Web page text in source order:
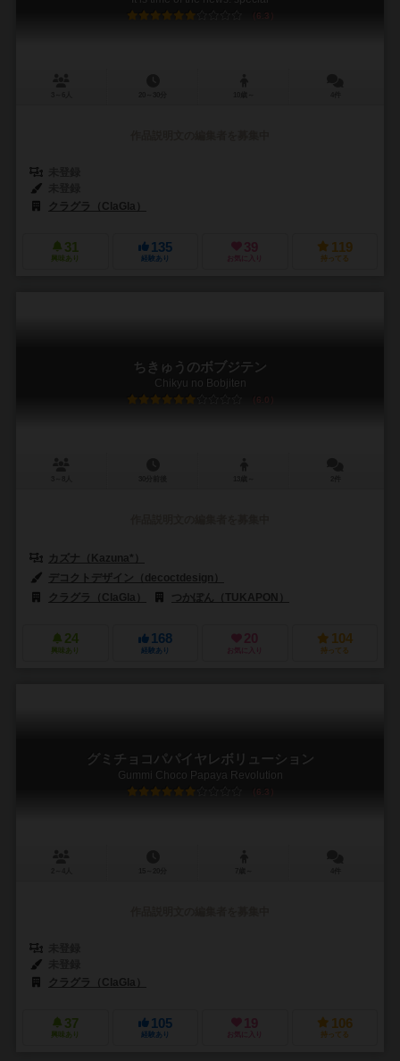
6.3
クラグラ（ClaGla）
31
興味あり
135
経験あり
39
お気に入り
119
持ってる
ちきゅうのボブジテン
Chikyu no Bobjiten
6.0
カズナ（Kazuna*）
デコクトデザイン（decoctdesign）
クラグラ（ClaGla）
つかぽん（TUKAPON）
24
興味あり
168
経験あり
20
お気に入り
104
持ってる
グミチョコパパイヤレボリューション
Gummi Choco Papaya Revolution
6.3
クラグラ（ClaGla）
37
興味あり
105
経験あり
19
お気に入り
106
持ってる